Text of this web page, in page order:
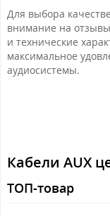
Для выбора
внимание на
и технические
максимальное
аудиосистемы.
Кабели AUX
ТОП-товар